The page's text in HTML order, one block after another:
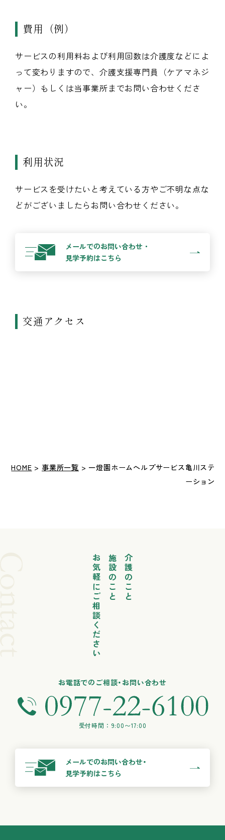
費用（例）
サービスの利用料および利用回数は介護度などによ
って変わりますので、 介護支援専門員（ケアマネジ
ャー）もしくは当事業所までお問い合わせくださ
い。
利用状況
サービスを受けたいと考えている方やご不明な点な
どがございましたらお問い合わせください。
メールでのお問い合わせ・
見学予約はこちら
交通アクセス
HOME > 事業所一覧 > 一燈園ホームヘルプサービス亀川ステ
ーション
介護のこと
施設のこと
お気軽にご相談ください
お電話でのご相談・お問い合わせ
受付時間：9:00〜17:00
メールでのお問い合わせ・
見学予約はこちら